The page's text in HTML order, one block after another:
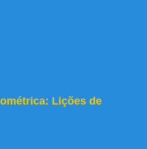
Lições de